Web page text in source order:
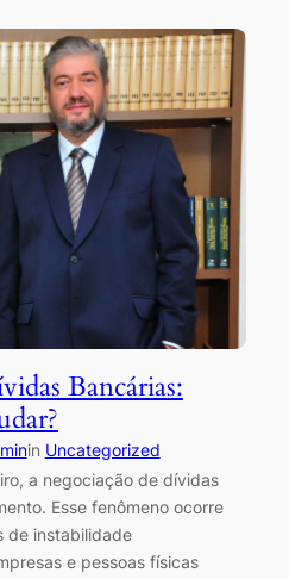
Bancárias:
in Uncategorized
a negociação de dívidas
Esse fenômeno ocorre
de instabilidade
e pessoas físicas